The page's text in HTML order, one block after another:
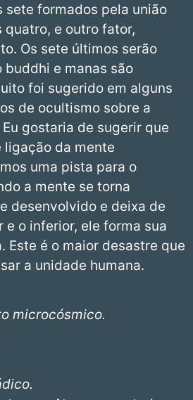
sete formados pela união
quatro, e outro fator,
Os sete últimos serão
buddhi e manas são
foi sugerido em alguns
de ocultismo sobre a
gostaria de sugerir que
ligação da mente
uma pista para o
a mente se torna
desenvolvido e deixa de
e o inferior, ele forma sua
Este é o maior desastre que
a unidade humana.
microcósmico.